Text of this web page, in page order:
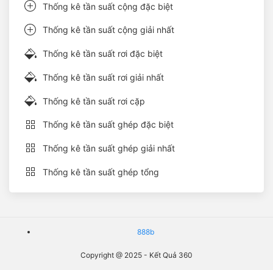
Thống kê tần suất cộng đặc biệt
Thống kê tần suất cộng giải nhất
Thống kê tần suất rơi đặc biệt
Thống kê tần suất rơi giải nhất
Thống kê tần suất rơi cặp
Thống kê tần suất ghép đặc biệt
Thống kê tần suất ghép giải nhất
Thống kê tần suất ghép tổng
888b
Copyright @ 2025 - Kết Quả 360